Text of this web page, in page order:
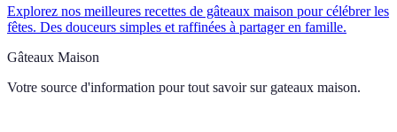
Explorez nos meilleures recettes de gâteaux maison pour célébrer les
fêtes. Des douceurs simples et raffinées à partager en famille.
Gâteaux Maison
Votre source d'information pour tout savoir sur gateaux maison.